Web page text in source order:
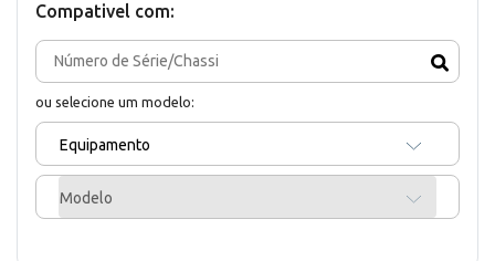
Compativel com:
ou selecione um modelo:
Equipamento
Modelo